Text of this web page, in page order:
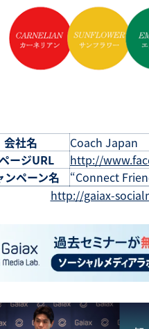
会社名
Coach Japan
ージURL
http://
ンペーン名
“Connect
http://gaiax-